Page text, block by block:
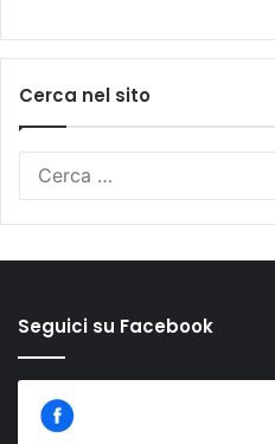
Cerca nel sito
Seguici su Facebook